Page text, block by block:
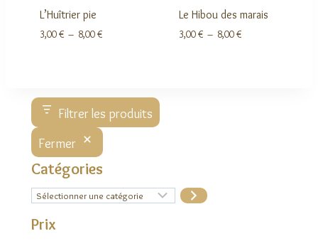
L’Huîtrier pie
3,00€ – 8,00€Plage
Le Hibou des marais
3,00€ – 8,00€Plage
Filtrer les produits
Fermer
Catégories
Sélectionner
une
Prix